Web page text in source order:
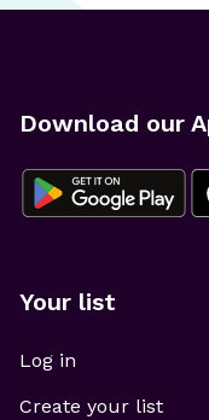
Download our
Your list
Log in
Create your list